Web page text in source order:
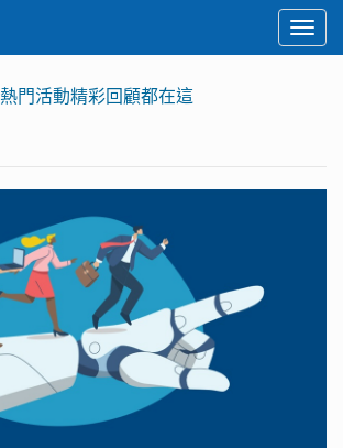
熱門活動精彩回顧都在這